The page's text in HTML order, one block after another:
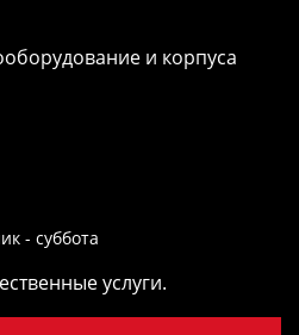
и корпуса
- суббота
услуги.